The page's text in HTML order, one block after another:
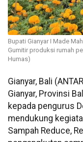
Bupati Gianyar I Made
Gumitir produksi rumah
Humas)
Gianyar, Bali
Gianyar, Provinsi
kepada pengurus
mendukung
Sampah Reduce,